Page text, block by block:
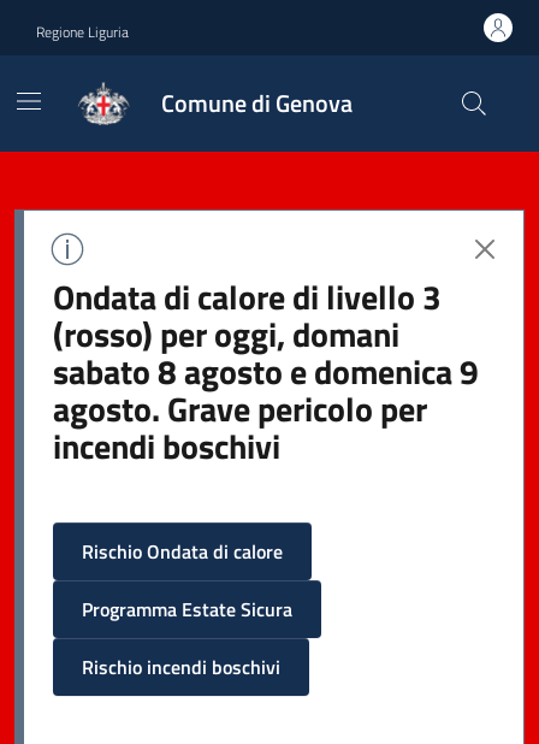
Regione Liguria
Comune di Genova
Ondata di calore di livello 3
(rosso) per oggi, domani
sabato 8 agosto e domenica 9
agosto. Grave pericolo per
incendi boschivi
Rischio Ondata di calore
Programma Estate Sicura
Rischio incendi boschivi